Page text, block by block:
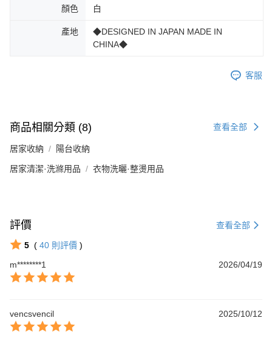
顏色 白
產地
◆DESIGNED IN JAPAN MADE IN
CHINA◆
客服
商品相關分類 (8) 查看全部
居家收納 陽台收納
居家清潔·洗滌用品 衣物洗曬·整燙用品
評價 查看全部
5 ( 40 則評價 )
m********1
2026/04/19
vencsvencil 2025/10/12